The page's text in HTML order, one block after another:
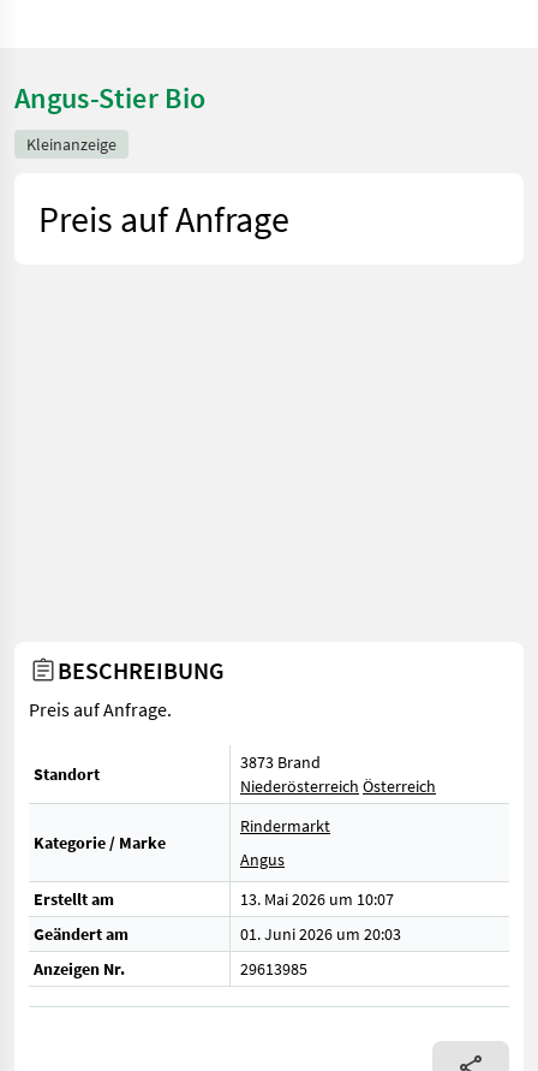
Angus-Stier Bio
Kleinanzeige
Preis auf Anfrage
BESCHREIBUNG
Preis auf Anfrage.
Standort
3873 Brand
Niederösterreich Österreich
Kategorie / Marke
Rindermarkt
Angus
Erstellt am
13. Mai 2026 um 10:07
Geändert am
01. Juni 2026 um 20:03
Anzeigen Nr.
29613985